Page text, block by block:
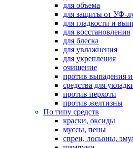
для объема
для защиты от УФ-
для гладкости и
для восстановления
для блеска
для увлажнения
для укрепления
очищение
против выпадения и
средства для
против перхоти
против желтизны
По типу средств
краски, оксиды
муссы, пены
спреи, лосьоны,